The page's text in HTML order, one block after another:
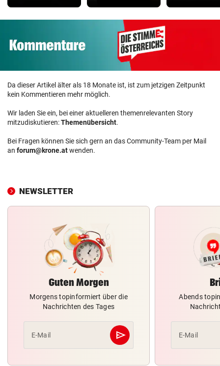
Da dieser Artikel älter als 18 Monate ist, ist zum jetzigen Zeitpunkt
kein Kommentieren mehr möglich.
Wir laden Sie ein, bei einer aktuelleren themenrelevanten Story
mitzudiskutieren:Themenübersicht.
Bei Fragen können Sie sich gern an das Community-Team per Mail
an forum@krone.atwenden.
NEWSLETTER
Guten Morgen
Morgens topinformiert über die
Nachrichten des Tages
E-Mail send
Abschicken
Abends
E-Mail